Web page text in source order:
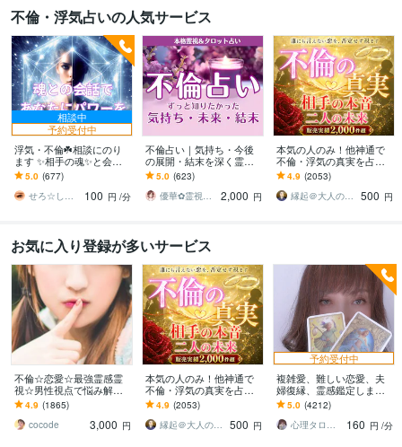
不倫・浮気占いの人気サービス
相談中
予約受付中
浮気・不倫☘️相談にのり
ます ✨相手の魂✨と会話
をしてあなたにお伝えし
ます⭐️
5.0 (677)
せろ☆しあり
100 円 /分
不倫占い｜気持ち・今後
の展開・結末を深く霊視
します 占うだけでなく、
具体的な行動アドバイス
まで丁寧にお伝えします
5.0 (623)
優華✿霊視で導く癒やしの恋占い師
2,000 円
本気の人のみ！他神通で
不倫・浮気の真実を占い
ます 不倫・W不倫・浮気
など複雑恋愛の専門家に
よる究極霊視鑑定
4.9 (2053)
縁起＠大人の恋愛占い師
500 円
お気に入り登録が多いサービス
不倫☆恋愛☆最強霊感霊
視☆男性視点で悩み解決
します 彼のホントの気持
を霊視で読解き あなた
のモヤモヤを解決します
4.9 (1865)
cocode
3,000 円
本気の人のみ！他神通で
不倫・浮気の真実を占い
ます 不倫・W不倫・浮気
など複雑恋愛の専門家に
よる究極霊視鑑定
4.9 (2053)
縁起＠大人の恋愛占い師
500 円
予約受付中
複雑愛、難しい恋愛、夫
婦復縁、霊感鑑定します
鑑定中に癒しの声で波動
を整え、変化と成就をサ
ポートします
5.0 (4212)
心理タロット 愛乃巫奏（アムールのぶえ）
160 円 /分